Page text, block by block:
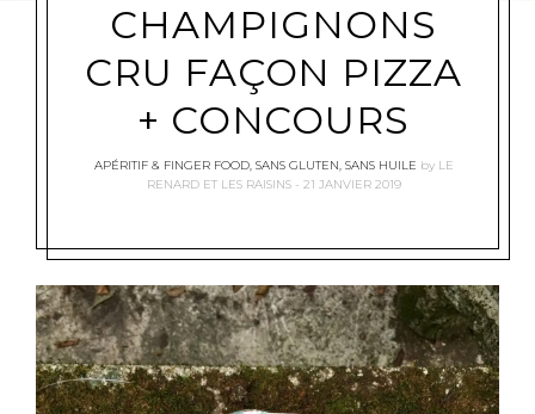
CHAMPIGNONS
CRU FAÇON PIZZA
+ CONCOURS
APÉRITIF & FINGER FOOD, SANS GLUTEN, SANS HUILE by LE
RENARD ET LES RAISINS
21 JANVIER 2019